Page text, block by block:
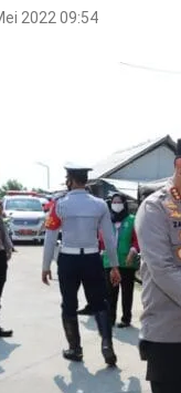
2022 09:54